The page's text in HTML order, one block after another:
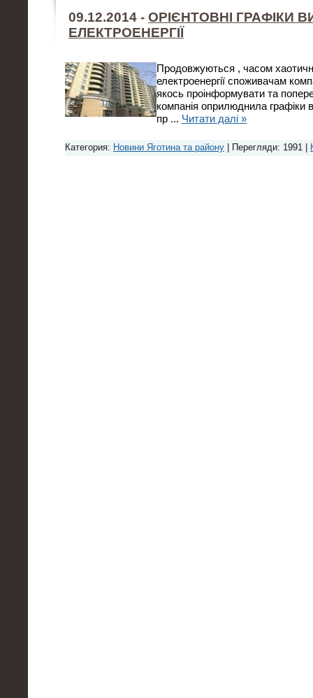
09.12.2014 - ОРІЄНТОВНІ ГРАФІКИ
ЕЛЕКТРОЕНЕРГІЇ
Продовжуються , часом
електроенергії споживачам
якось проінформувати та
компанія оприлюднила графіки
пр ... Читати далі »
Категория: Новини Яготина та району | Перегляди: 1991 |